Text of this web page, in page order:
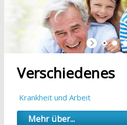
Verschiedenes
Krankheit und Arbeit
Mehr über...